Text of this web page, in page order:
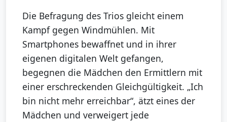
Die Befragung des Trios gleicht einem
Kampf gegen Windmühlen. Mit
Smartphones bewaffnet und in ihrer
eigenen digitalen Welt gefangen,
begegnen die Mädchen den Ermittlern mit
einer erschreckenden Gleichgültigkeit. „Ich
bin nicht mehr erreichbar“, ätzt eines der
Mädchen und verweigert jede